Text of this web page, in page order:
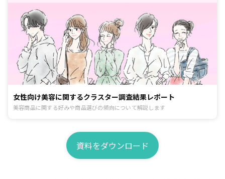
女性向け美容に関するクラスター調査結果レポート
美容商品に関する好みや商品選びの傾向について解説します
資料をダウンロード